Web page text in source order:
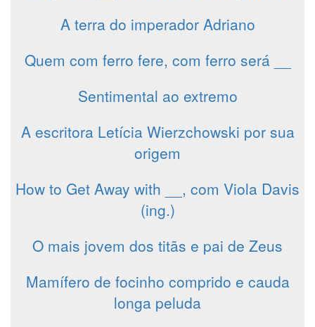
A terra do imperador Adriano
Quem com ferro fere, com ferro será __
Sentimental ao extremo
A escritora Letícia Wierzchowski por sua
origem
How to Get Away with __, com Viola Davis
(ing.)
O mais jovem dos titãs e pai de Zeus
Mamífero de focinho comprido e cauda
longa peluda